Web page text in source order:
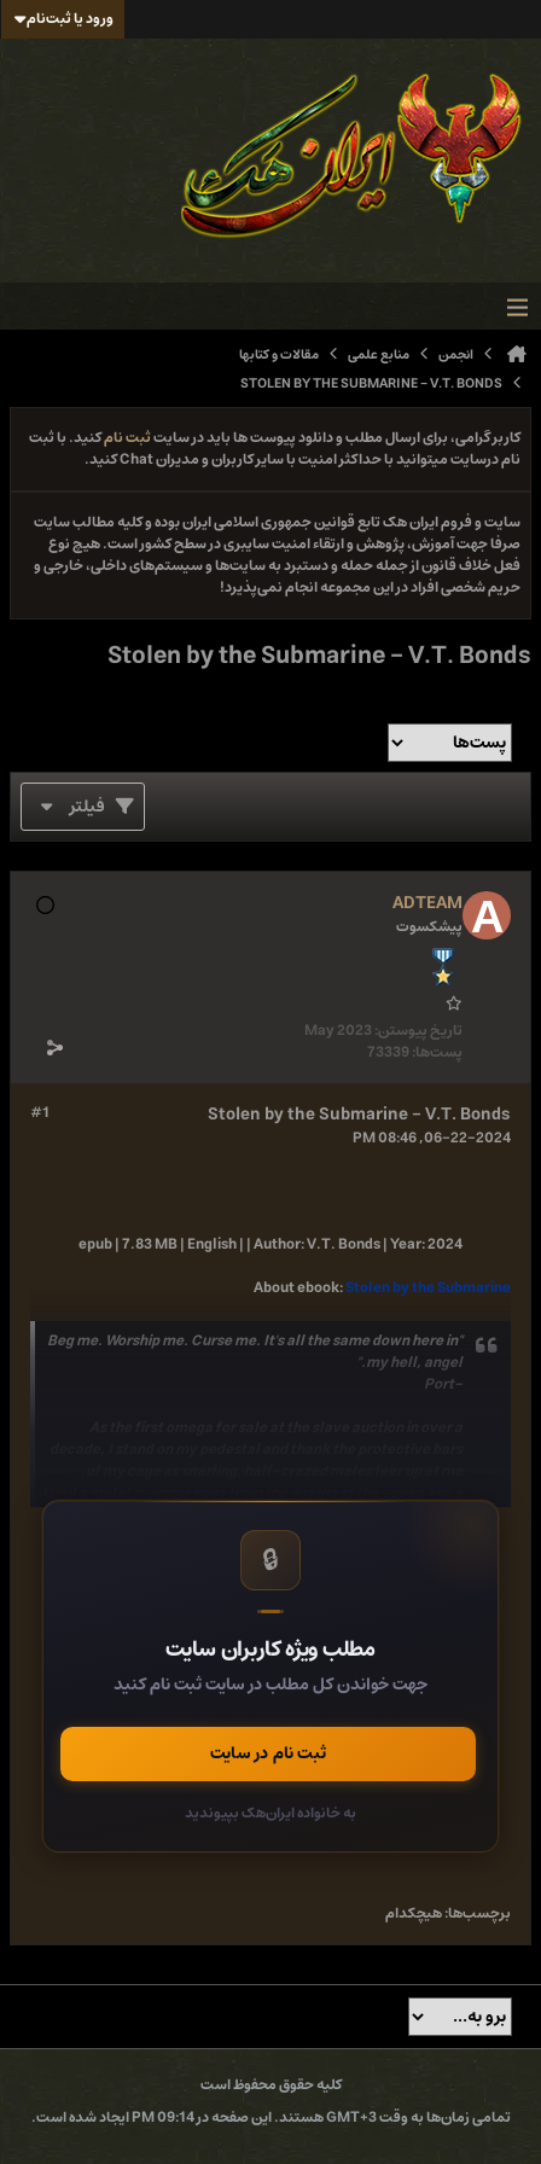
ورود یا ثبت‌نام
انجمن منابع علمی
مقالات و کتابها
STOLEN BY THE SUBMARINE - V.T. BONDS
کاربر گرامی، برای ارسال مطلب و دانلود پیوست ها باید در سایتثبت نامکنید. با ثبت
نام درسایت میتوانید با حداکثر امنیت با سایر کاربران و مدیران Chat کنید.
سایت و فروم ایران هک تابع قوانین جمهوری اسلامی ایران بوده و کلیه مطالب سایت
صرفا جهت آموزش، پژوهش و ارتقاء امنیت سایبری در سطح کشور است. هیچ نوع
فعل خلاف قانون از جمله حمله و دستبرد به سایت‌ها و سیستم‌های داخلی، خارجی و
حریم شخصی افراد در این مجموعه انجام نمی‌پذیرد!
Stolen by the Submarine - V.T. Bonds
فیلتر
ADTEAM
پیشکسوت
تاریخ پیوستن:May 2023
پست‌ها:73339
#1 Stolen by the Submarine - V.T. Bonds
06-22-2024, 08:46 PM
epub | 7.83 MB | English | |Author:V.T. Bonds |Year:2024
About ebook:Stolen by the Submarine
"Beg me. Worship me. Curse me. It's all the same down here in
my hell, angel."
-Port
The Submarine isn't here to save me.
Light on plot,heavy on spice, dive into this 'quick read' dark
triggering content, including a possessive alpha, a reluctant
omega, and a delicious battle of wills that ends in Happily Ever
After.
Romance, Other Romance Categories, Paranormal
Romance, Romantic Fiction Themes, Action and Adventure Romance,
https://rapidgator.net/file/e1f3e5659302e95f7ec870328ef16b48/
🔒
مطلب ویژه کاربران سایت
جهت خواندن کل مطلب در سایت ثبت نام کنید
ثبت نام در سایت
به خانواده ایران‌هک بپیوندید
برچسب‌ها:هیچکدام
کلیه حقوق محفوظ است
تمامی زمان‌ها به وقت GMT+3 هستند. این صفحه در 09:14 PM ایجاد شده است.